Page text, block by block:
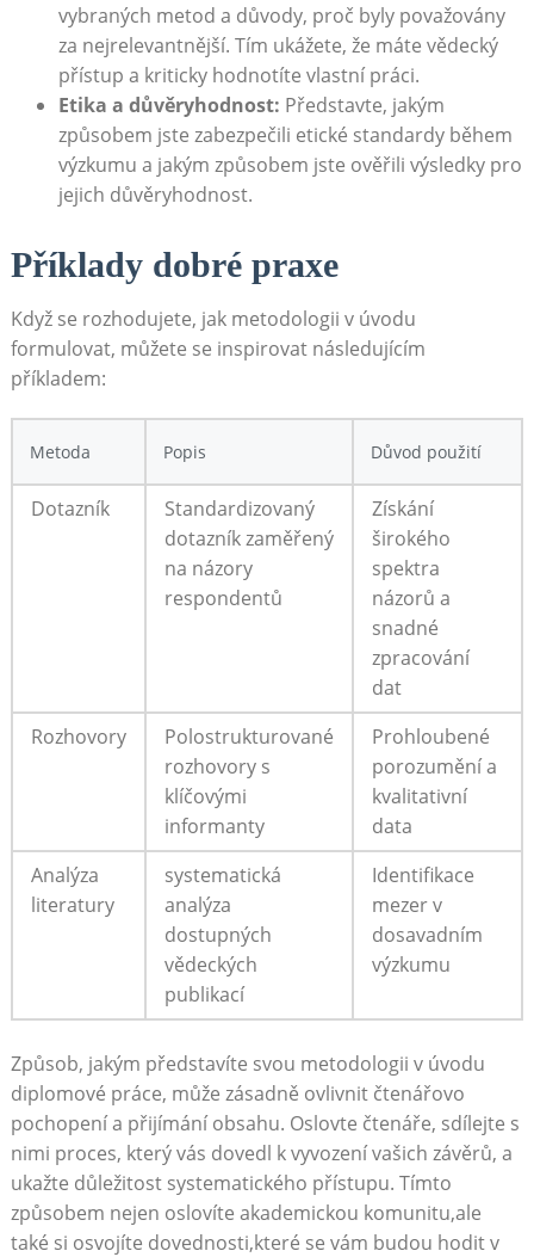
vybraných metod a důvody, proč byly⁤ považovány
⁢za nejrelevantnější. Tím ukážete, že máte vědecký
přístup a kriticky⁤ hodnotíte vlastní práci.
Etika⁣ a důvěryhodnost: Představte, jakým
způsobem jste zabezpečili etické standardy během
výzkumu a jakým způsobem jste ověřili výsledky pro
jejich‍ důvěryhodnost.
Příklady dobré praxe
Když‍ se rozhodujete,⁢ jak metodologii v úvodu
formulovat, můžete se ⁢inspirovat následujícím
příkladem:
Metoda Popis Důvod použití
Dotazník
Standardizovaný
dotazník zaměřený
na ​názory
respondentů
Získání
širokého
‍spektra
názorů a
snadné
zpracování
dat
Rozhovory
Polostrukturované
rozhovory s
klíčovými
informanty
Prohloubené⁤
porozumění a
kvalitativní
data
Analýza
literatury
systematická
analýza
dostupných
vědeckých
‍publikací
Identifikace
mezer ​v
dosavadním
výzkumu
Způsob, jakým představíte ‍svou metodologii v úvodu
⁤diplomové⁢ práce, může zásadně ovlivnit čtenářovo
pochopení‌ a přijímání obsahu. Oslovte⁤ čtenáře, sdílejte s
nimi proces,⁢ který vás dovedl ⁤k vyvození vašich závěrů, a‌
ukažte důležitost systematického přístupu. Tímto
způsobem nejen⁣ oslovíte akademickou komunitu,ale
také si⁢ osvojíte ⁣dovednosti,které se vám budou hodit v